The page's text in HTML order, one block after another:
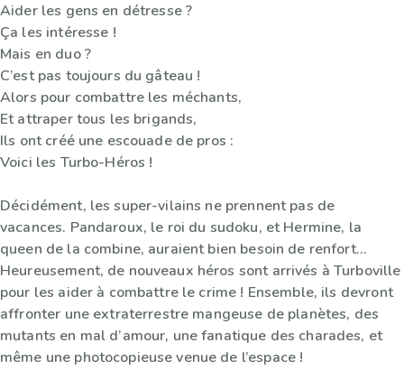
Aider les gens en détresse ?
Ça les intéresse !
Mais en duo ?
C’est pas toujours du gâteau !
Alors pour combattre les méchants,
Et attraper tous les brigands,
Ils ont créé une escouade de pros :
Voici les Turbo-Héros !
Décidément, les super-vilains ne prennent pas de
vacances. Pandaroux, le roi du sudoku, et Hermine, la
queen de la combine, auraient bien besoin de renfort…
Heureusement, de nouveaux héros sont arrivés à Turboville
pour les aider à combattre le crime ! Ensemble, ils devront
affronter une extraterrestre mangeuse de planètes, des
mutants en mal d’amour, une fanatique des charades, et
même une photocopieuse venue de l’espace !